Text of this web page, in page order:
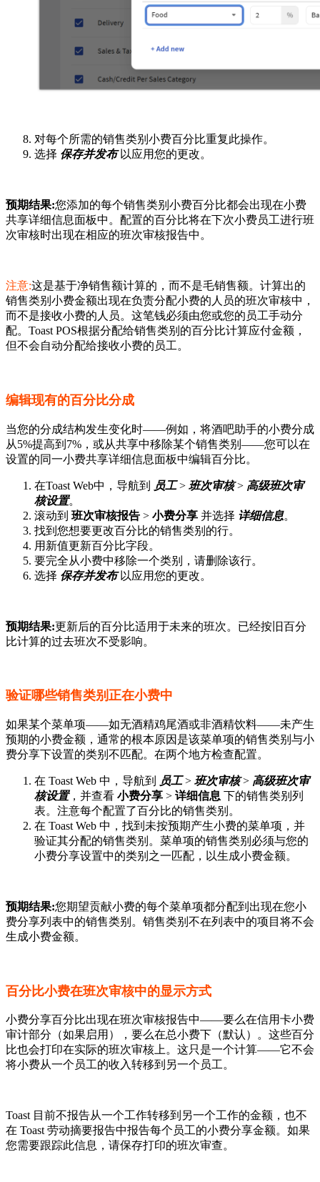
对每个所需的销售类别小费百分比重复此操作。
选择 保存并发布以应用您的更改。
预期结果:您添加的每个销售类别小费百分比都会出现在小费
共享详细信息面板中。配置的百分比将在下次小费员工进行班
次审核时出现在相应的班次审核报告中。
注意:这是基于净销售额计算的，而不是毛销售额。计算出的
销售类别小费金额出现在负责分配小费的人员的班次审核中，
而不是接收小费的人员。这笔钱必须由您或您的员工手动分
配。Toast POS根据分配给销售类别的百分比计算应付金额，
但不会自动分配给接收小费的员工。
编辑现有的百分比分成
当您的分成结构发生变化时——例如，将酒吧助手的小费分成
从5%提高到7%，或从共享中移除某个销售类别——您可以在
设置的同一小费共享详细信息面板中编辑百分比。
在Toast Web中，导航到 员工> 班次审核> 高级班次审
核设置。
滚动到 班次审核报告 > 小费分享 并选择 详细信息。
找到您想要更改百分比的销售类别的行。
用新值更新百分比字段。
要完全从小费中移除一个类别，请删除该行。
选择 保存并发布以应用您的更改。
预期结果:更新后的百分比适用于未来的班次。已经按旧百分
比计算的过去班次不受影响。
验证哪些销售类别正在小费中
如果某个菜单项——如无酒精鸡尾酒或非酒精饮料——未产生
预期的小费金额，通常的根本原因是该菜单项的销售类别与小
费分享下设置的类别不匹配。在两个地方检查配置。
在 Toast Web 中，导航到 员工> 班次审核> 高级班次审
核设置，并查看 小费分享 > 详细信息 下的销售类别列
表。注意每个配置了百分比的销售类别。
在 Toast Web 中，找到未按预期产生小费的菜单项，并
验证其分配的销售类别。菜单项的销售类别必须与您的
小费分享设置中的类别之一匹配，以生成小费金额。
预期结果:您期望贡献小费的每个菜单项都分配到出现在您小
费分享列表中的销售类别。销售类别不在列表中的项目将不会
生成小费金额。
百分比小费在班次审核中的显示方式
小费分享百分比出现在班次审核报告中——要么在信用卡小费
审计部分（如果启用），要么在总小费下（默认）。这些百分
比也会打印在实际的班次审核上。这只是一个计算——它不会
将小费从一个员工的收入转移到另一个员工。
Toast 目前不报告从一个工作转移到另一个工作的金额，也不
在 Toast 劳动摘要报告中报告每个员工的小费分享金额。如果
您需要跟踪此信息，请保存打印的班次审查。